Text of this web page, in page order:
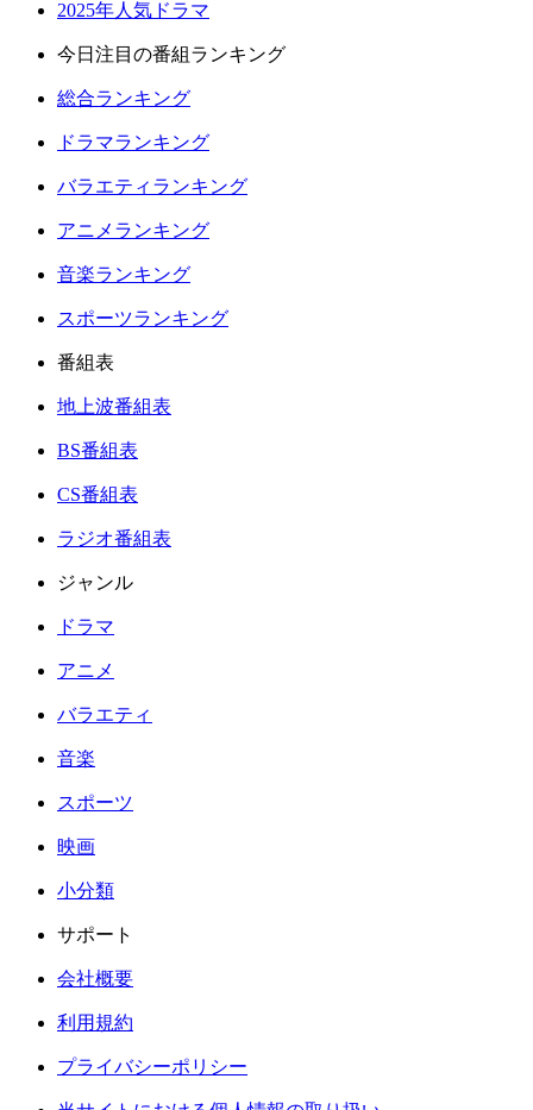
2025年人気ドラマ
今日注目の番組ランキング
総合ランキング
ドラマランキング
バラエティランキング
アニメランキング
音楽ランキング
スポーツランキング
番組表
地上波番組表
BS番組表
CS番組表
ラジオ番組表
ジャンル
ドラマ
アニメ
バラエティ
音楽
スポーツ
映画
小分類
サポート
会社概要
利用規約
プライバシーポリシー